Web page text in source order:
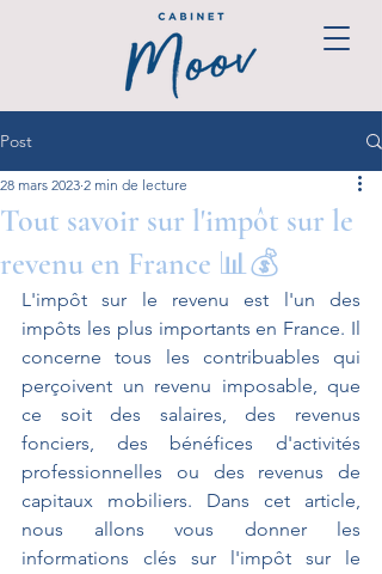
Post
Tout savoir sur l'impôt sur le
revenu en France 📊💰
28 mars 2023 2 min de lecture
L'impôt sur le revenu est l'un des
impôts les plus importants en France. Il
concerne tous les contribuables qui
perçoivent un revenu imposable, que
ce soit des salaires, des revenus
fonciers, des bénéfices d'activités
professionnelles ou des revenus de
capitaux mobiliers. Dans cet article,
nous allons vous donner les
informations clés sur l'impôt sur le